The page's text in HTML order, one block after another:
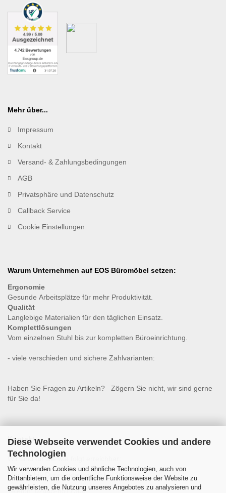
Diese Webseite verwendet Cookies und andere
Technologien
Wir verwenden Cookies und ähnliche Technologien, auch von
Drittanbietern, um die ordentliche Funktionsweise der Website zu
gewährleisten, die Nutzung unseres Angebotes zu analysieren und
Mehr über...
Impressum
Kontakt
Versand- & Zahlungsbedingungen
AGB
Privatsphäre und Datenschutz
Callback Service
Cookie Einstellungen
Warum Unternehmen auf EOS Büromöbel setzen:
Ergonomie
Gesunde Arbeitsplätze für mehr Produktivität.
Qualität
Langlebige Materialien für den täglichen Einsatz.
Komplettlösungen
Vom einzelnen Stuhl bis zur kompletten Büroeinrichtung.
- viele verschieden und sichere Zahlvarianten:
Haben Sie Fragen zu Artikeln? Zögern Sie nicht, wir sind gerne
für Sie da!
Kontakt
Wir sind für Sie wie folgt erreichbar:
Montag bis Donnerstag von 9 bis 16 Uhr
Telefon: 02445-8517300